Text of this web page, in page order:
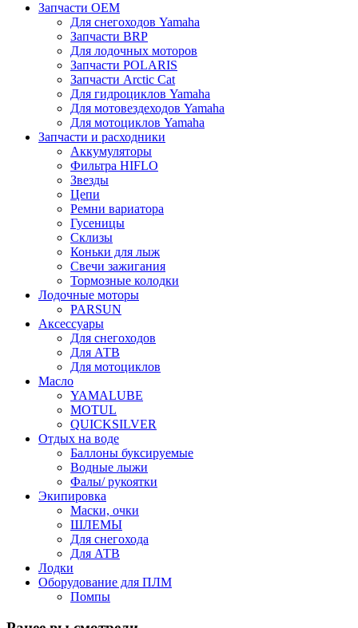
Запчасти OEM
Для снегоходов Yamaha
Запчасти BRP
Для лодочных моторов
Запчасти POLARIS
Запчасти Arctic Cat
Для гидроциклов Yamaha
Для мотовездеходов Yamaha
Для мотоциклов Yamaha
Запчасти и расходники
Аккумуляторы
Фильтра HIFLO
Звезды
Цепи
Ремни вариатора
Гусеницы
Склизы
Коньки для лыж
Свечи зажигания
Тормозные колодки
Лодочные моторы
PARSUN
Аксессуары
Для снегоходов
Для АТВ
Для мотоциклов
Масло
YAMALUBE
MOTUL
QUICKSILVER
Отдых на воде
Баллоны буксируемые
Водные лыжи
Фалы/ рукоятки
Экипировка
Маски, очки
ШЛЕМЫ
Для снегохода
Для АТВ
Лодки
Оборудование для ПЛМ
Помпы